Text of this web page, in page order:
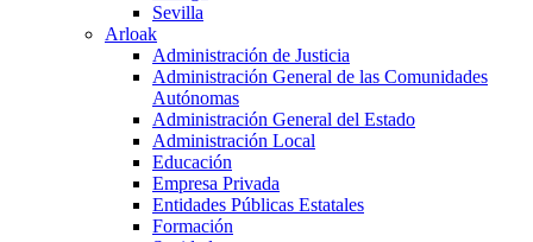
Sevilla
Arloak
Administración de Justicia
Administración General de las Comunidades
Autónomas
Administración General del Estado
Administración Local
Educación
Empresa Privada
Entidades Públicas Estatales
Formación